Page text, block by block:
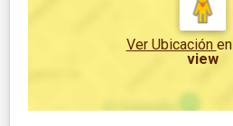
Ver Ubicación en
view